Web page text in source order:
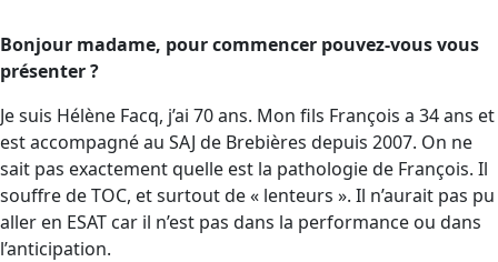
Bonjour madame, pour commencer pouvez-vous vous
présenter ?
Je suis Hélène Facq, j’ai 70 ans. Mon fils François a 34 ans et
est accompagné au SAJ de Brebières depuis 2007. On ne
sait pas exactement quelle est la pathologie de François. Il
souffre de TOC, et surtout de « lenteurs ». Il n’aurait pas pu
aller en ESAT car il n’est pas dans la performance ou dans
l’anticipation.